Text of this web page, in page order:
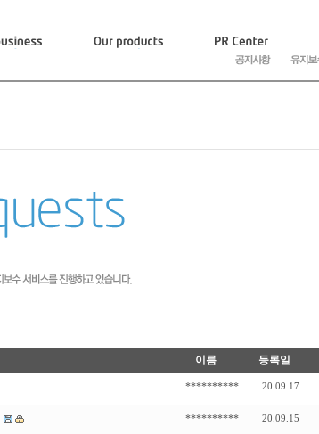
이름 등록일
********** 20.09.17
********** 20.09.15